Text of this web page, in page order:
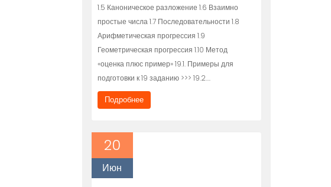
1.5 Каноническое разложение 1.6 Взаимно
простые числа 1.7 Последовательности 1.8
Арифметическая прогрессия 1.9
Геометрическая прогрессия 1.10 Метод
«оценка плюс пример» 19.1. Примеры для
подготовки к 19 заданию >>> 19.2….
Подробнее
20
Июн